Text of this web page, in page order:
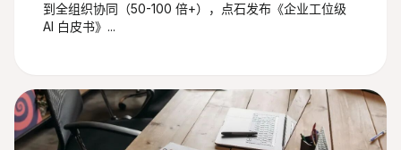
到全组织协同（50-100 倍+），点石发布《企业工位级
AI 白皮书》...